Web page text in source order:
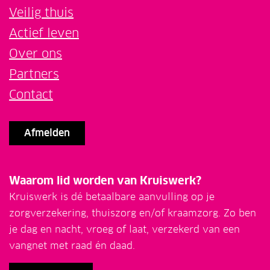
Veilig thuis
Actief leven
Over ons
Partners
Contact
Afmelden
Waarom lid worden van Kruiswerk?
Kruiswerk is dé betaalbare aanvulling op je
zorgverzekering, thuiszorg en/of kraamzorg. Zo ben
je dag en nacht, vroeg of laat, verzekerd van een
vangnet met raad én daad.